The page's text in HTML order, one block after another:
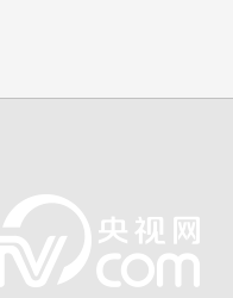
提高全民健康素养水
知识！